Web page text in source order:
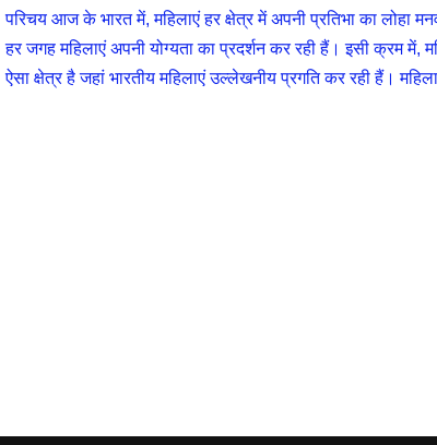
परिचय आज के भारत में, महिलाएं हर क्षेत्र में अपनी प्रतिभा का लोहा
हर जगह महिलाएं अपनी योग्यता का प्रदर्शन कर रही हैं। इसी क्रम
ऐसा क्षेत्र है जहां भारतीय महिलाएं उल्लेखनीय प्रगति कर रही हैं।